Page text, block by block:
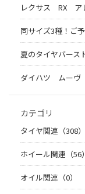
レクサス RX ア
同サイズ3種！ご
夏のタイヤバース
ダイハツ ムーヴ
カテゴリ
タイヤ関連（308）
ホイール関連（56）
オイル関連（0）